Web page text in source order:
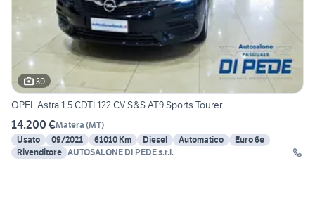
30
OPEL Astra 1.5 CDTI 122 CV S&S AT9 Sports Tourer
14.200 €Matera (MT)
Usato
09/2021 61010 Km Diesel Automatico
Euro 6e
Rivenditore AUTOSALONE DI PEDE s.r.l.